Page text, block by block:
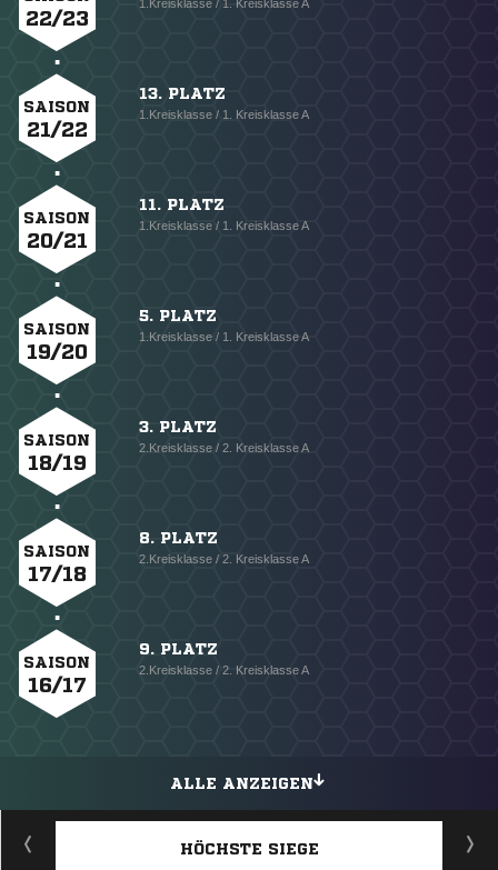
22/23
1.Kreisklasse / 1. Kreisklasse A
SAISON
21/22
13. PLATZ
1.Kreisklasse / 1. Kreisklasse A
SAISON
20/21
11. PLATZ
1.Kreisklasse / 1. Kreisklasse A
SAISON
19/20
5. PLATZ
1.Kreisklasse / 1. Kreisklasse A
SAISON
18/19
3. PLATZ
2.Kreisklasse / 2. Kreisklasse A
SAISON
17/18
8. PLATZ
2.Kreisklasse / 2. Kreisklasse A
SAISON
16/17
9. PLATZ
2.Kreisklasse / 2. Kreisklasse A
ALLE ANZEIGEN
HÖCHSTE SIEGE